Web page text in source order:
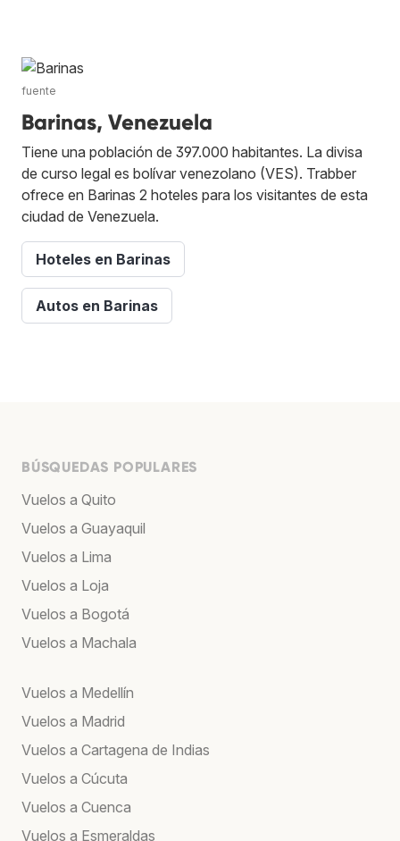
fuente
Barinas, Venezuela
Tiene una población de 397.000 habitantes. La divisa
de curso legal es bolívar venezolano (VES). Trabber
ofrece en Barinas 2 hoteles para los visitantes de esta
ciudad de Venezuela.
Hoteles en Barinas
Autos en Barinas
BÚSQUEDAS POPULARES
Vuelos a Quito
Vuelos a Guayaquil
Vuelos a Lima
Vuelos a Loja
Vuelos a Bogotá
Vuelos a Machala
Vuelos a Medellín
Vuelos a Madrid
Vuelos a Cartagena de Indias
Vuelos a Cúcuta
Vuelos a Cuenca
Vuelos a Esmeraldas